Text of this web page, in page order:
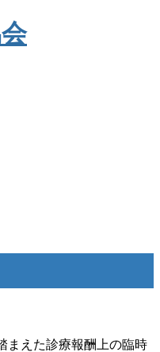
まえた診療報酬上の臨時